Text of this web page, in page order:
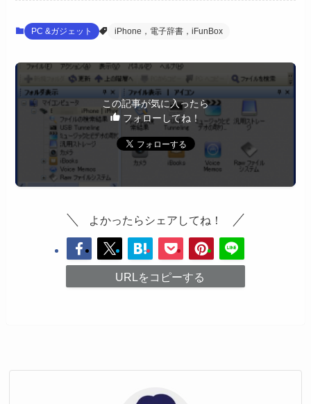
PC &ガジェット iPhone，電子辞書，iFunBox
この記事が気に入ったら
フォローしてね！
よかったらシェアしてね！
URLをコピーする